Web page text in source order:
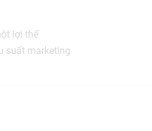
lợi thế
suất marketing